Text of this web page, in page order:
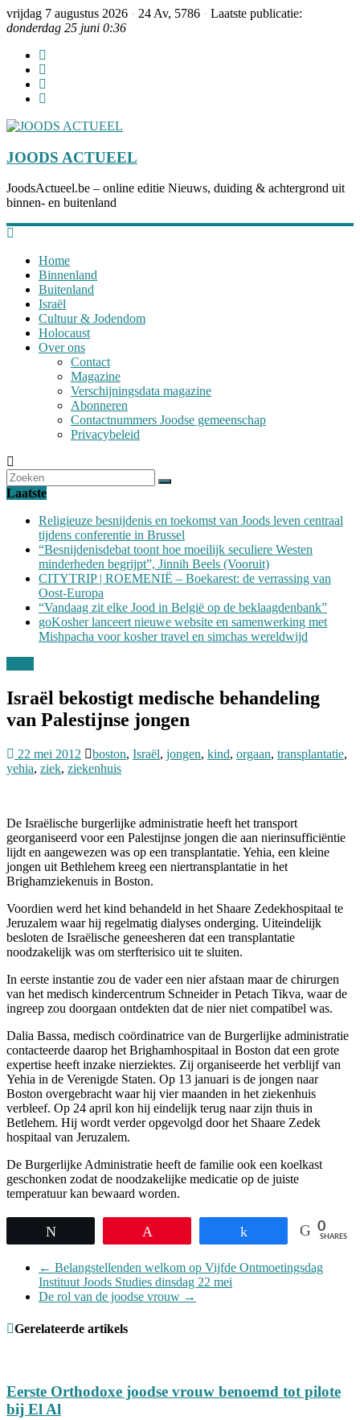
vrijdag 7 augustus 2026 · 24 Av, 5786 · Laatste publicatie:
donderdag 25 juni 0:36
JOODS ACTUEEL
JoodsActueel.be – online editie Nieuws, duiding & achtergrond uit
binnen- en buitenland
Home
Binnenland
Buitenland
Israël
Cultuur & Jodendom
Holocaust
Over ons
Contact
Magazine
Verschijningsdata magazine
Abonneren
Contactnummers Joodse gemeenschap
Privacybeleid
Laatste
Religieuze besnijdenis en toekomst van Joods leven centraal
tijdens conferentie in Brussel
“Besnijdenisdebat toont hoe moeilijk seculiere Westen
minderheden begrijpt”, Jinnih Beels (Vooruit)
CITYTRIP | ROEMENIË – Boekarest: de verrassing van
Oost-Europa
“Vandaag zit elke Jood in België op de beklaagdenbank”
goKosher lanceert nieuwe website en samenwerking met
Mishpacha voor kosher travel en simchas wereldwijd
Israël bekostigt medische behandeling
van Palestijnse jongen
22 mei 2012 boston, Israël, jongen, kind, orgaan, transplantatie,
yehia, ziek, ziekenhuis
De Israëlische burgerlijke administratie heeft het transport
georganiseerd voor een Palestijnse jongen die aan nierinsufficiëntie
lijdt en aangewezen was op een transplantatie. Yehia, een kleine
jongen uit Bethlehem kreeg een niertransplantatie in het
Brighamziekenuis in Boston.
Voordien werd het kind behandeld in het Shaare Zedekhospitaal te
Jeruzalem waar hij regelmatig dialyses onderging. Uiteindelijk
besloten de Israëlische geneesheren dat een transplantatie
noodzakelijk was om sterfterisico uit te sluiten.
In eerste instantie zou de vader een nier afstaan maar de chirurgen
van het medisch kindercentrum Schneider in Petach Tikva, waar de
ingreep zou doorgaan ontdekten dat de nier niet compatibel was.
Dalia Bassa, medisch coördinatrice van de Burgerlijke administratie
contacteerde daarop het Brighamhospitaal in Boston dat een grote
expertise heeft inzake nierziektes. Zij organiseerde het verblijf van
Yehia in de Verenigde Staten. Op 13 januari is de jongen naar
Boston overgebracht waar hij vier maanden in het ziekenhuis
verbleef. Op 24 april kon hij eindelijk terug naar zijn thuis in
Betlehem. Hij wordt verder opgevolgd door het Shaare Zedek
hospitaal van Jeruzalem.
De Burgerlijke Administratie heeft de familie ook een koelkast
geschonken zodat de noodzakelijke medicatie op de juiste
temperatuur kan bewaard worden.
0
SHARES
← Belangstellenden welkom op Vijfde Ontmoetingsdag
Instituut Joods Studies dinsdag 22 mei
De rol van de joodse vrouw →
Gerelateerde artikels
Eerste Orthodoxe joodse vrouw benoemd tot pilote
bij El Al